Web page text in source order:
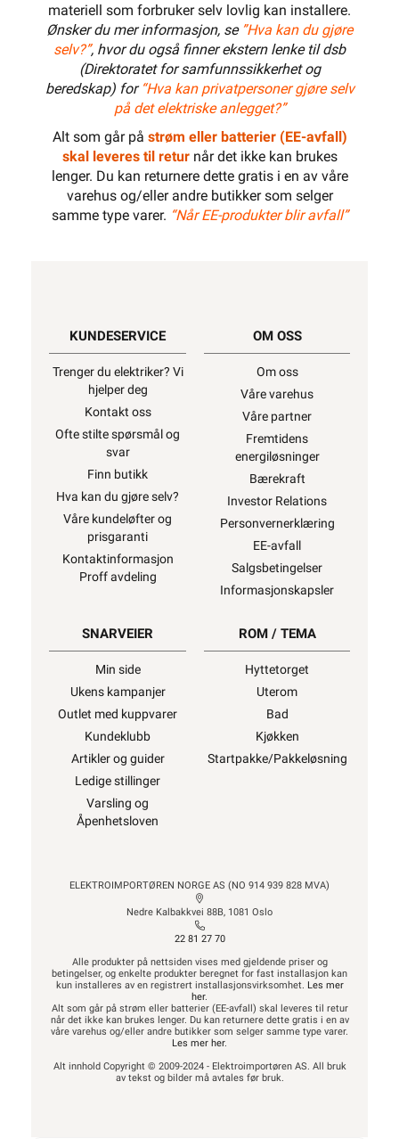
materiell som forbruker selv lovlig kan installere.
Ønsker du mer informasjon, se ”Hva kan du gjøre
selv?”, hvor du også finner ekstern lenke til dsb
(Direktoratet for samfunnssikkerhet og
beredskap) for “Hva kan privatpersoner gjøre selv
på det elektriske anlegget?”
Alt som går på strøm eller batterier (EE-avfall)
skal leveres til returnår det ikke kan brukes
lenger. Du kan returnere dette gratis i en av våre
varehus og/eller andre butikker som selger
samme type varer. “Når EE-produkter blir avfall”
KUNDESERVICE
Trenger du elektriker? Vi
hjelper deg
Kontakt oss
Ofte stilte spørsmål og
svar
Finn butikk
Hva kan du gjøre selv?
Våre kundeløfter og
prisgaranti
Kontaktinformasjon
Proff avdeling
OM OSS
Om oss
Våre varehus
Våre partner
Fremtidens
energiløsninger
Bærekraft
Investor Relations
Personvernerklæring
EE-avfall
Salgsbetingelser
Informasjonskapsler
SNARVEIER
Min side
Ukens kampanjer
Outlet med kuppvarer
Kundeklubb
Artikler og guider
Ledige stillinger
Varsling og
Åpenhetsloven
ROM / TEMA
Hyttetorget
Uterom
Bad
Kjøkken
Startpakke/Pakkeløsning
ELEKTROIMPORTØREN NORGE AS (NO 914 939 828 MVA)
Nedre Kalbakkvei 88B, 1081 Oslo
22 81 27 70
Alle produkter på nettsiden vises med gjeldende priser og
betingelser, og enkelte produkter beregnet for fast installasjon kan
kun installeres av en registrert installasjonsvirksomhet. Les mer
her.
Alt som går på strøm eller batterier (EE-avfall) skal leveres til retur
når det ikke kan brukes lenger. Du kan returnere dette gratis i en av
våre varehus og/eller andre butikker som selger samme type varer.
Les mer her.
Alt innhold Copyright © 2009-2024 - Elektroimportøren AS. All bruk
av tekst og bilder må avtales før bruk.